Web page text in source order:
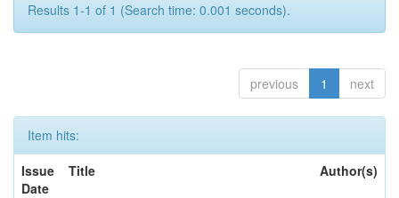
Results 1-1 of 1 (Search time: 0.001 seconds).
previous 1 next
Item hits:
Issue
Date
Title Author(s)